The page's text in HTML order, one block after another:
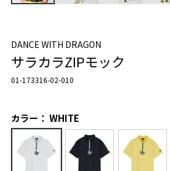
DANCE WITH DRAGON
サラカラZIPモック
01-173316-02-010
カラー： WHITE